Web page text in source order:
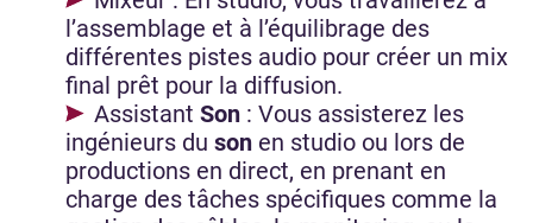
l’assemblage et à l’équilibrage des
différentes pistes audio pour créer un mix
final prêt pour la diffusion.
Assistant Son : Vous assisterez les
ingénieurs du son en studio ou lors de
productions en direct, en prenant en
charge des tâches spécifiques comme la